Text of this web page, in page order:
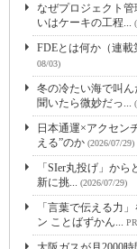
なぜプロジェクト
いはケーキの工程...
FDEとは何か（連
08/03)
冬の冷たい海で叫
聞いたら微妙だっ...
日本通運×アクセン
える”のか (2026/07/29)
「SIer丸投げ」か
新に挑...
(2026/07/29)
「言葉で伝える力
ン ことばずかん...